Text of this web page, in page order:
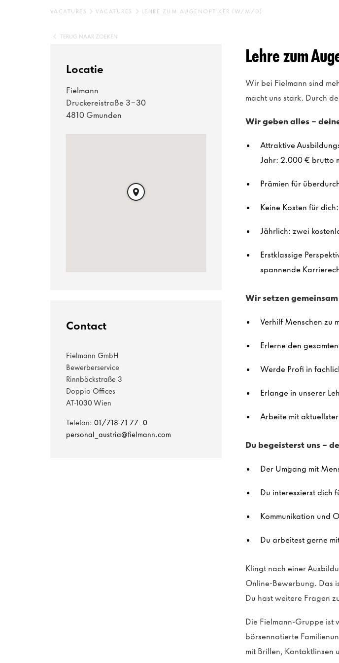
VACATURES VACATURES LEHRE ZUM AUGENOPTIKER (W/M/D)
TERUG NAAR ZOEKEN
Lehre zum
Wir bei Fielmann sind
macht uns stark. Durch
Wir geben alles –
Attraktive
Jahr: 2.000 € brutto
Prämien für
Keine Kosten für
Jährlich: zwei
Erstklassige
spannende
Wir setzen
Verhilf Menschen zu
Erlerne den
Werde Profi in
Erlange in unserer
Arbeite mit
Du begeisterst uns –
Der Umgang mit
Du interessierst dich
Kommunikation und
Du arbeitest gerne
Klingt nach einer
Online-Bewerbung. Das
Du hast weitere Fragen
Die Fielmann-Gruppe ist
börsennotierte
mit Brillen, Kontaktlinsen
Locatie
Fielmann
Druckereistraße 3-30
4810 Gmunden
Contact
Fielmann GmbH
Bewerberservice
Rinnböckstraße 3
Doppio Offices
AT-1030 Wien
Telefon: 01/718 71 77-0
personal_austria@fielmann.com